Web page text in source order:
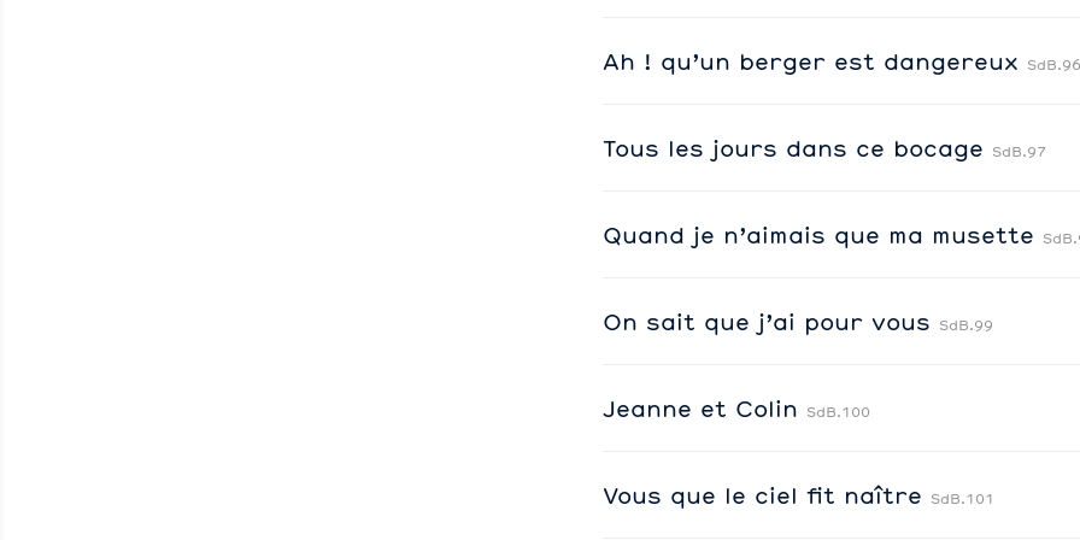
Ah ! qu’un berger est dangereux SdB.96
Tous les jours dans ce bocage SdB.97
Quand je n’aimais que ma musette
On sait que j’ai pour vous SdB.99
Jeanne et Colin SdB.100
Vous que le ciel fit naître SdB.101